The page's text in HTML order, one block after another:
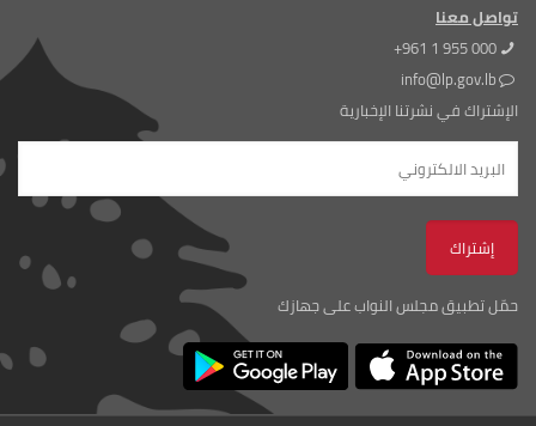
تواصل معنا
+961 1 955 000
info@lp.gov.lb
الإشتراك في نشرتنا الإخبارية
حمّل تطبيق مجلس النواب على جهازك